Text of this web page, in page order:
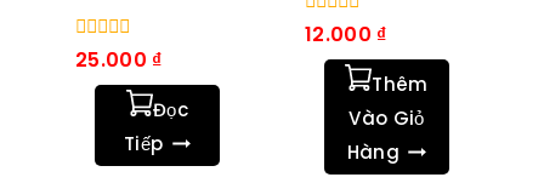
0
trong
25.000 ₫
Đọc
Tiếp
0
trong
12.000 ₫
Thêm
Vào Giỏ
Hàng